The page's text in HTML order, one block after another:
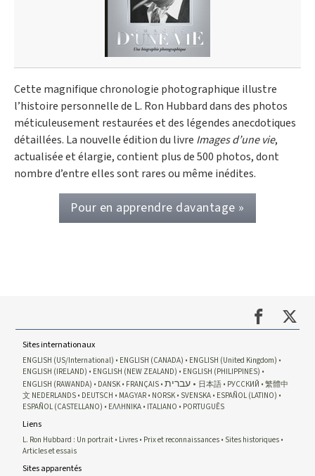
Cette magnifique chronologie photographique illustre
l’histoire personnelle de L. Ron Hubbard dans des photos
méticuleusement restaurées et des légendes anecdotiques
détaillées. La nouvelle édition du livre Images d’une vie,
actualisée et élargie, contient plus de 500 photos, dont
nombre d’entre elles sont rares ou même inédites.
Pour en apprendre davantage »
Sites internationaux
ENGLISH (US/International) ENGLISH (CANADA)
ENGLISH (United Kingdom)
ENGLISH (IRELAND)
ENGLISH (NEW ZEALAND)
ENGLISH (PHILIPPINES)
ENGLISH (RAWANDA)
DANSK FRANÇAIS עברית 日本語 РУССКИЙ
繁體中
文 NEDERLANDS DEUTSCH MAGYAR NORSK SVENSKA ESPAÑOL (LATINO)
ESPAÑOL (CASTELLANO)
ΕΛΛΗΝΙΚA ITALIANO PORTUGUÊS
Liens
L. Ron Hubbard : Un portrait Livres Prix et reconnaissances Sites historiques
Articles et essais
Sites apparentés